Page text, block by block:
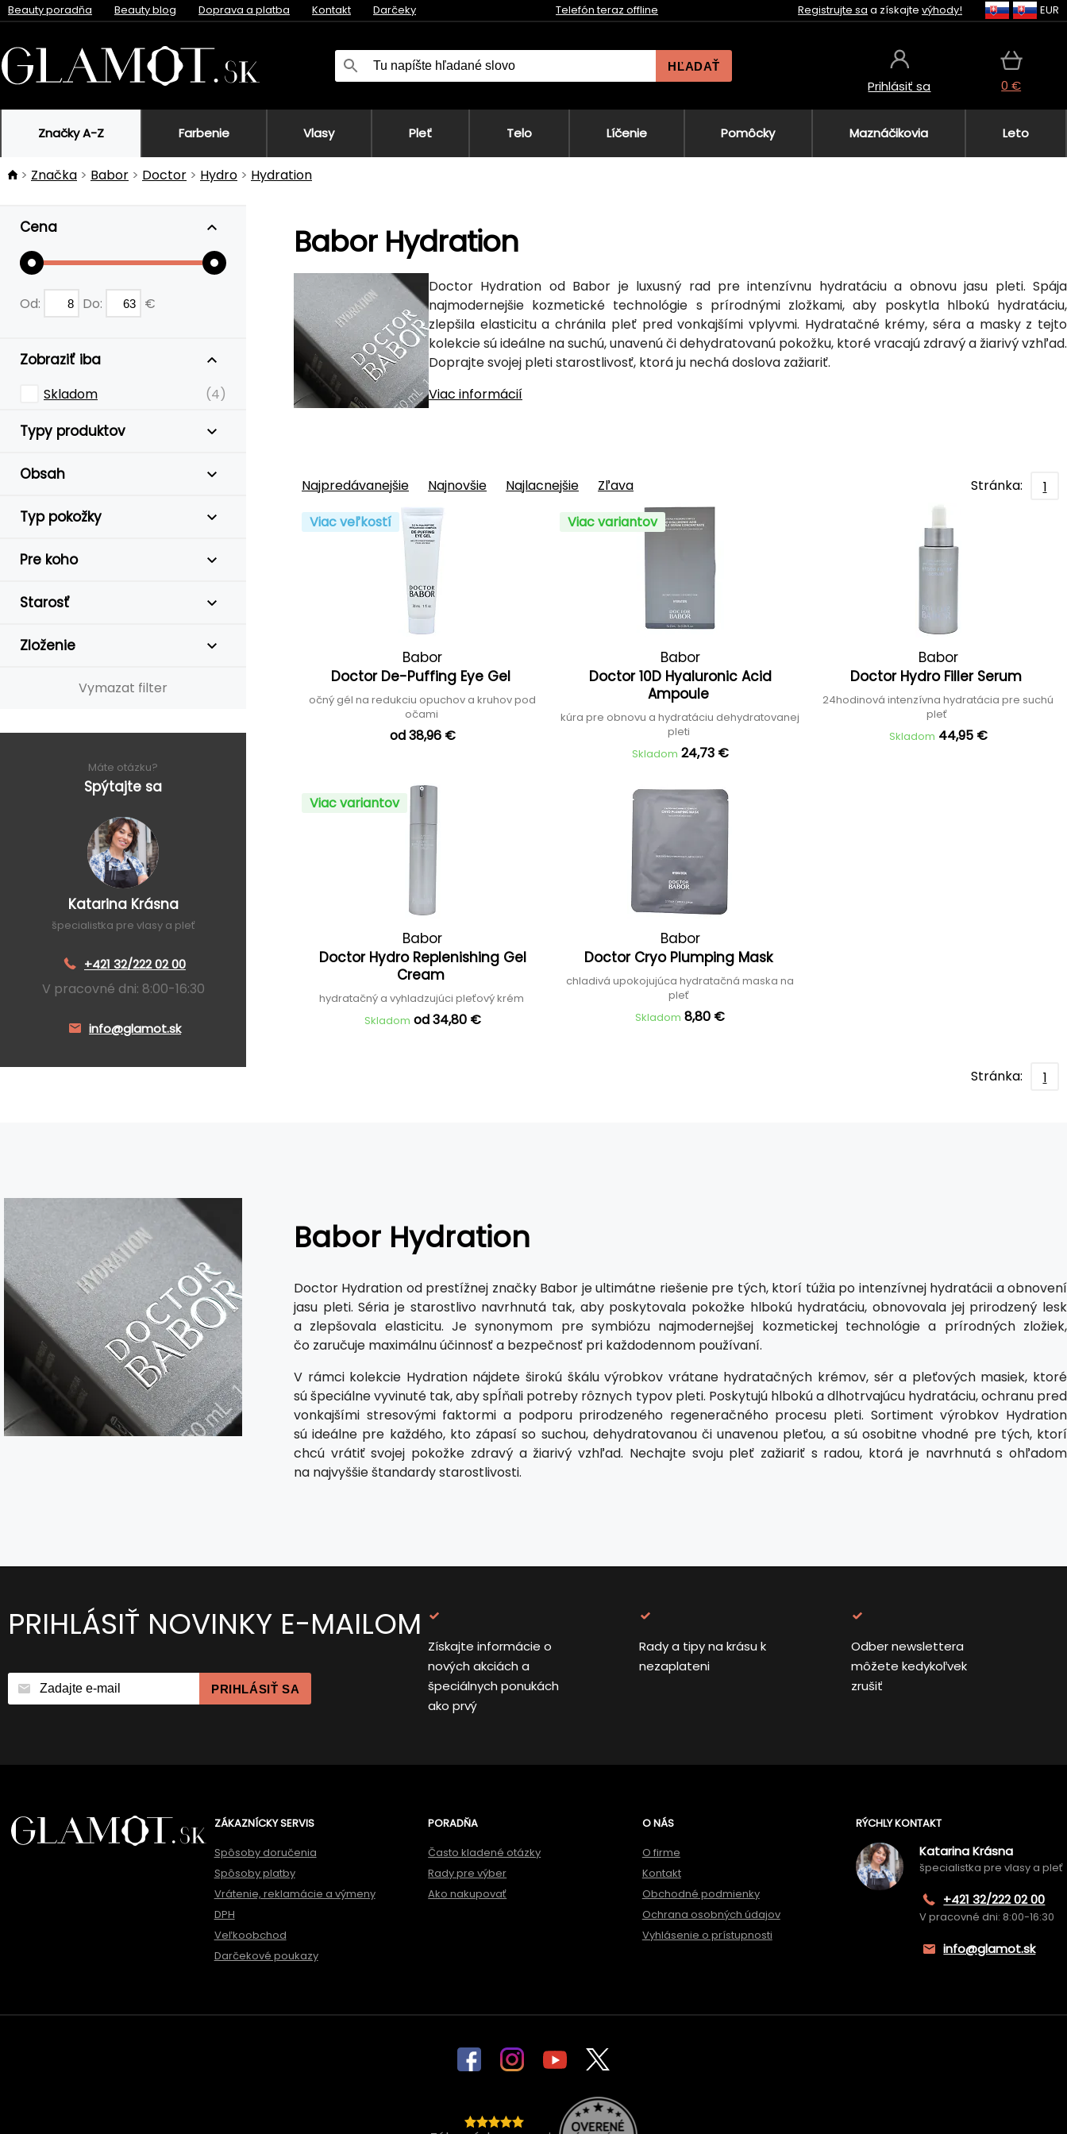
Beauty poradňa Beauty blog Doprava a platba Kontakt Darčeky Telefón teraz offline Registrujte sa a získajte výhody! EUR
HĽADAŤ
Prihlásiť sa 0 €
Značky A-Z Farbenie Vlasy Pleť Telo Líčenie Pomôcky Maznáčikovia Leto
Značka Babor Doctor Hydro Hydration
Cena
Od: Do: €
Zobraziť iba
Skladom (4)
Typy produktov
Obsah
Typ pokožky
Pre koho
Starosť
Zloženie
Vymazat filter
Máte otázku?
Spýtajte sa
Katarina Krásna
špecialistka pre vlasy a pleť
+421 32/222 02 00
V pracovné dni: 8:00-16:30
info@glamot.sk
Babor Hydration
Doctor Hydration od Babor je luxusný rad pre intenzívnu hydratáciu a obnovu jasu pleti. Spája
najmodernejšie kozmetické technológie s prírodnými zložkami, aby poskytla hlbokú hydratáciu,
zlepšila elasticitu a chránila pleť pred vonkajšími vplyvmi. Hydratačné krémy, séra a masky z tejto
kolekcie sú ideálne na suchú, unavenú či dehydratovanú pokožku, ktoré vracajú zdravý a žiarivý vzhľad.
Doprajte svojej pleti starostlivosť, ktorá ju nechá doslova zažiariť.
Viac informácií
Najpredávanejšie Najnovšie Najlacnejšie Zľava Stránka:
1
Viac veľkostí
Babor
Doctor De-Puffing Eye Gel
očný gél na redukciu opuchov a kruhov pod
očami
od 38,96 €
Viac variantov
Babor
Doctor 10D Hyaluronic Acid
Ampoule
kúra pre obnovu a hydratáciu dehydratovanej
pleti
Skladom 24,73 €
Babor
Doctor Hydro Filler Serum
24hodinová intenzívna hydratácia pre suchú
pleť
Skladom 44,95 €
Viac variantov
Babor
Doctor Hydro Replenishing Gel
Cream
hydratačný a vyhladzujúci pleťový krém
Skladom od 34,80 €
Babor
Doctor Cryo Plumping Mask
chladivá upokojujúca hydratačná maska na
pleť
Skladom 8,80 €
Stránka: 1
Babor Hydration
Doctor Hydration od prestížnej značky Babor je ultimátne riešenie pre tých, ktorí túžia po intenzívnej hydratácii a obnovení
jasu pleti. Séria je starostlivo navrhnutá tak, aby poskytovala pokožke hlbokú hydratáciu, obnovovala jej prirodzený lesk
a zlepšovala elasticitu. Je synonymom pre symbiózu najmodernejšej kozmetickej technológie a prírodných zložiek,
čo zaručuje maximálnu účinnosť a bezpečnosť pri každodennom používaní.
V rámci kolekcie Hydration nájdete širokú škálu výrobkov vrátane hydratačných krémov, sér a pleťových masiek, ktoré
sú špeciálne vyvinuté tak, aby spĺňali potreby rôznych typov pleti. Poskytujú hlbokú a dlhotrvajúcu hydratáciu, ochranu pred
vonkajšími stresovými faktormi a podporu prirodzeného regeneračného procesu pleti. Sortiment výrobkov Hydration
sú ideálne pre každého, kto zápasí so suchou, dehydratovanou či unavenou pleťou, a sú osobitne vhodné pre tých, ktorí
chcú vrátiť svojej pokožke zdravý a žiarivý vzhľad. Nechajte svoju pleť zažiariť s radou, ktorá je navrhnutá s ohľadom
na najvyššie štandardy starostlivosti.
PRIHLÁSIŤ NOVINKY E-MAILOM
PRIHLÁSIŤ SA
Získajte informácie o
nových akciách a
špeciálnych ponukách
ako prvý
Rady a tipy na krásu k
nezaplateni
Odber newslettera
môžete kedykoľvek
zrušiť
ZÁKAZNÍCKY SERVIS
Spôsoby doručenia
Spôsoby platby
Vrátenie, reklamácie a výmeny
DPH
Veľkoobchod
Darčekové poukazy
PORADŇA
Často kladené otázky
Rady pre výber
Ako nakupovať
O NÁS
O firme
Kontakt
Obchodné podmienky
Ochrana osobných údajov
Vyhlásenie o prístupnosti
RÝCHLY KONTAKT
Katarina Krásna
špecialistka pre vlasy a pleť
+421 32/222 02 00
V pracovné dni: 8:00-16:30
info@glamot.sk